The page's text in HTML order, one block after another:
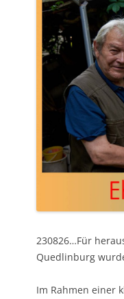
230826…Für
Quedlinburg
Im Rahmen einer